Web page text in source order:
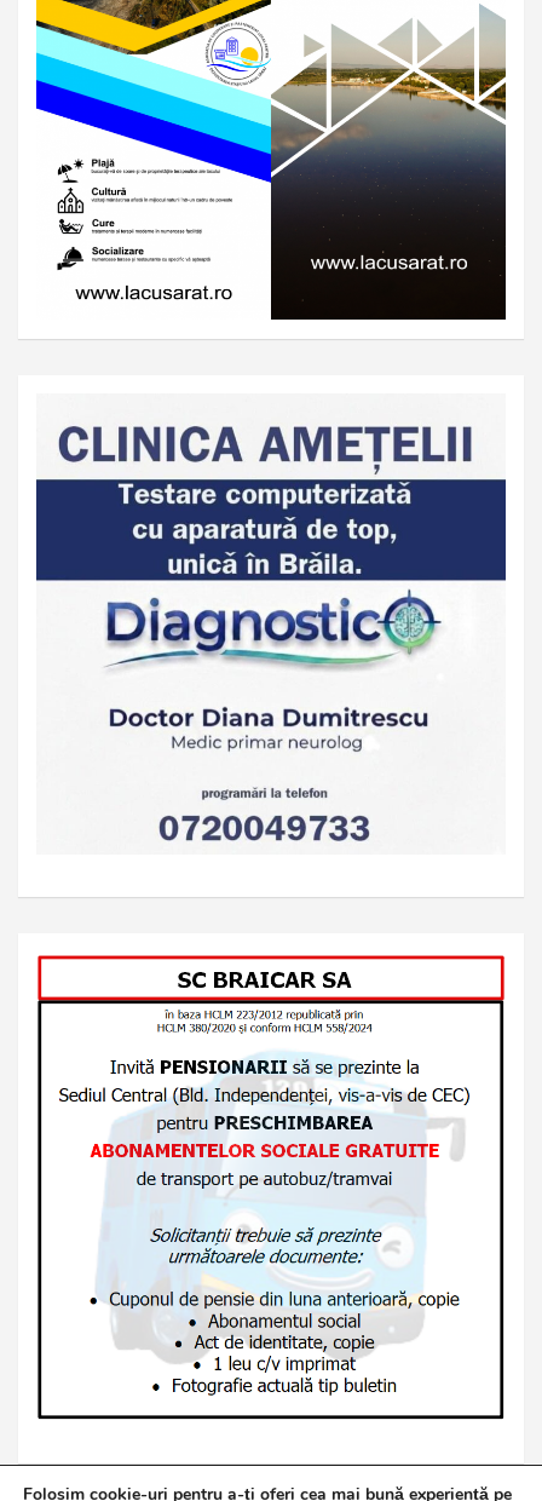
Folosim cookie-uri pentru a-ți oferi cea mai bună experiență pe